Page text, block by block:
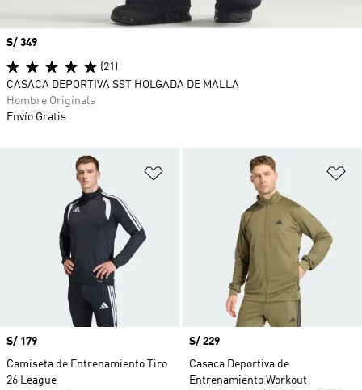
Añadir a la lista de deseos
Precio
S/ 179
Camiseta de Entrenamiento Tiro
26 League
Precio
S/ 229
Casaca Deportiva de
Entrenamiento Workout
Precio
S/ 349
(21)
CASACA DEPORTIVA SST HOLGADA DE MALLA
Hombre Originals
Envío Gratis